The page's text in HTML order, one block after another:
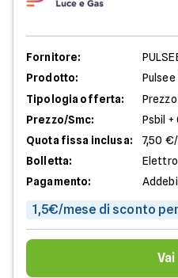
Fornitore:
Prodotto:
Tipologia offerta:
Prezzo/Smc:
Psbil
Quota fissa inclusa:
7,50
Bolletta:
Pagamento:
1,5€/mese di sconto
Vai